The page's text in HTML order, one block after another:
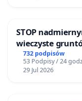
STOP
wieczyste
ogrody działkowe.
732 podpisów
53 Podpisy / 24
29 Jul 2026